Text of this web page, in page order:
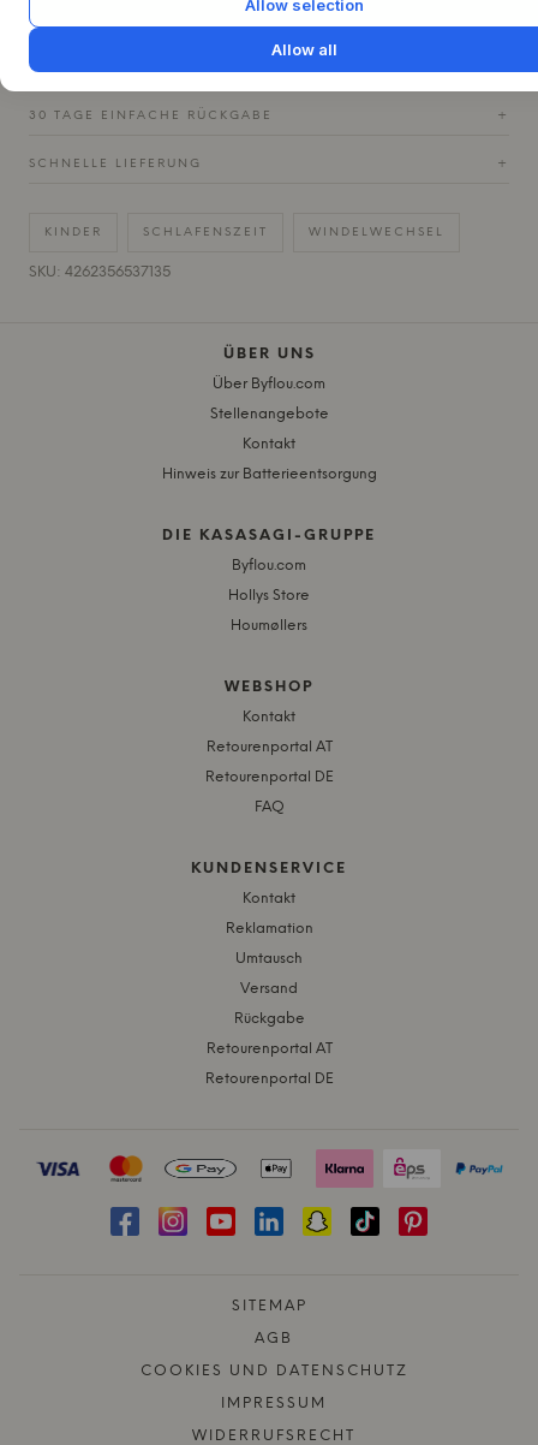
FRAGE ZU DIESEM PRODUKT?
30 TAGE EINFACHE RÜCKGABE +
SCHNELLE LIEFERUNG +
KINDER SCHLAFENSZEIT WINDELWECHSEL
SKU: 4262356537135
ÜBER UNS
Über Byflou.com
Stellenangebote
Kontakt
Hinweis zur Batterieentsorgung
DIE KASASAGI-GRUPPE
Byflou.com
Hollys Store
Houmøllers
WEBSHOP
Kontakt
Retourenportal AT
Retourenportal DE
FAQ
KUNDENSERVICE
Kontakt
Reklamation
Umtausch
Versand
Rückgabe
Retourenportal AT
Retourenportal DE
SITEMAP
AGB
COOKIES UND DATENSCHUTZ
IMPRESSUM
WIDERRUFSRECHT
Allow selection
Allow all